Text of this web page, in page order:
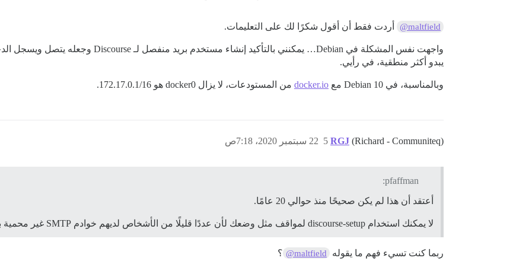
@maltfield أردت فقط أن أقول شكرًا لك على التعليمات.
يبدو أكثر منطقية، في رأيي.
وبالمناسبة، في Debian 10 مع docker.io من المستودعات، لا يزال docker0 هو 172.17.0.1/16.
RGJ (Richard - Communiteq) 22 سبتمبر 2020، 7:18ص 5
pfaffman:
أعتقد أن هذا لم يكن صحيحًا منذ حوالي 20 عامًا.
لا يمكنك استخدام discourse-setup لمواقف مثل وضعك لأن عددًا قليلًا من الأشخاص لديهم خوادم SMTP غير محمية بكلمة مرور، حتى خلف جدار الحماية.
ربما كنت تسيء فهم ما يقوله @maltfield ؟